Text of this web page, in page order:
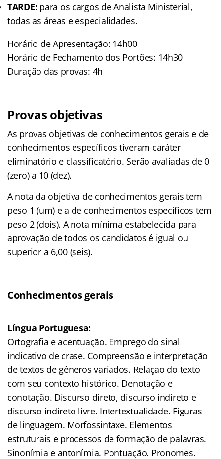
TARDE: para os cargos de Analista Ministerial,
todas as áreas e especialidades.
Horário de Apresentação: 14h00
Horário de Fechamento dos Portões: 14h30
Duração das provas: 4h
Provas objetivas
As provas objetivas de conhecimentos gerais e de
conhecimentos específicos tiveram caráter
eliminatório e classificatório. Serão avaliadas de 0
(zero) a 10 (dez).
A nota da objetiva de conhecimentos gerais tem
peso 1 (um) e a de conhecimentos específicos tem
peso 2 (dois). A nota mínima estabelecida para
aprovação de todos os candidatos é igual ou
superior a 6,00 (seis).
Conhecimentos gerais
Língua Portuguesa:
Ortografia e acentuação. Emprego do sinal
indicativo de crase. Compreensão e interpretação
de textos de gêneros variados. Relação do texto
com seu contexto histórico. Denotação e
conotação. Discurso direto, discurso indireto e
discurso indireto livre. Intertextualidade. Figuras
de linguagem. Morfossintaxe. Elementos
estruturais e processos de formação de palavras.
Sinonímia e antonímia. Pontuação. Pronomes.